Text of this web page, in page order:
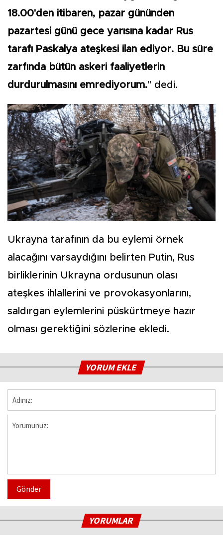
18.00'den itibaren, pazar gününden
pazartesi günü gece yarısına kadar Rus
tarafı Paskalya ateşkesi ilan ediyor. Bu süre
zarfında bütün askeri faaliyetlerin
durdurulmasını emrediyorum." dedi.
Ukrayna tarafının da bu eylemi örnek
alacağını varsaydığını belirten Putin, Rus
birliklerinin Ukrayna ordusunun olası
ateşkes ihlallerini ve provokasyonlarını,
saldırgan eylemlerini püskürtmeye hazır
olması gerektiğini sözlerine ekledi.
YORUM EKLE
Gönder
YORUMLAR